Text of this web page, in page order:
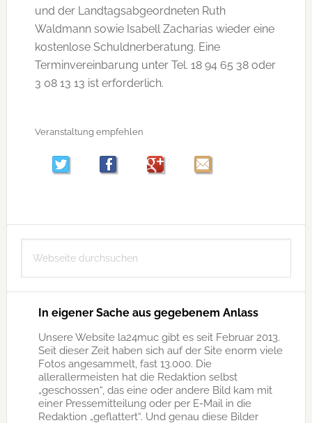
und der Landtagsabgeordneten Ruth
Waldmann sowie Isabell Zacharias wieder eine
kostenlose Schuldnerberatung. Eine
Terminvereinbarung unter Tel. 18 94 65 38 oder
3 08 13 13 ist erforderlich.
Veranstaltung empfehlen
Seitenspalte
durchsuchen
In eigener Sache aus gegebenem Anlass
Unsere Website la24muc gibt es seit Februar 2013.
Seit dieser Zeit haben sich auf der Site enorm viele
Fotos angesammelt, fast 13.000. Die
allerallermeisten hat die Redaktion selbst
„geschossen“, das eine oder andere Bild kam mit
einer Pressemitteilung oder per E-Mail in die
Redaktion „geflattert“. Und genau diese Bilder